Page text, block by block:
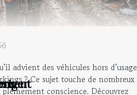
advient des véhicules hors d’usage
? Ce sujet touche de nombreux
conscience. Découvrez